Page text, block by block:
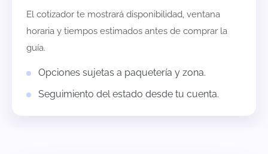
El cotizador te mostrará disponibilidad, ventana
horaria y tiempos estimados antes de comprar la
guía.
Opciones sujetas a paquetería y zona.
Seguimiento del estado desde tu cuenta.